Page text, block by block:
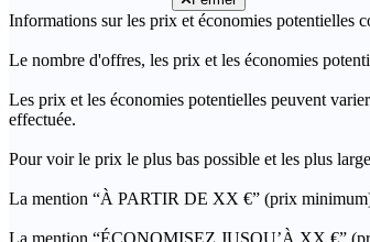
Informations sur les prix et économies potentielles
Le nombre d'offres, les prix et les économies
Les prix et les économies potentielles peuvent
effectuée.
Pour voir le prix le plus bas possible et les plus
La mention “À PARTIR DE XX €” (prix minimum)
La mention “ÉCONOMISEZ JUSQU’À XX €”